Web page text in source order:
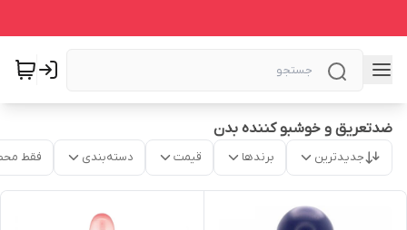
ضدتعریق و خوشبو کننده بدن
جدیدترین برندها قیمت دسته‌بندی فقط